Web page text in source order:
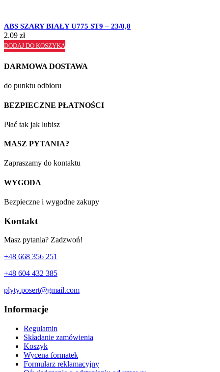
ABS SZARY BIAŁY U775 ST9 – 23/0,8
2.09 zł
DODAJ DO KOSZYKA
DARMOWA DOSTAWA
do punktu odbioru
BEZPIECZNE PŁATNOŚCI
Płać tak jak lubisz
MASZ PYTANIA?
Zapraszamy do kontaktu
WYGODA
Bezpieczne i wygodne zakupy
Kontakt
Masz pytania? Zadzwoń!
+48 668 356 251
+48 604 432 385
plyty.posert@gmail.com
Informacje
Regulamin
Składanie zamówienia
Koszyk
Wycena formatek
Formularz reklamacyjny